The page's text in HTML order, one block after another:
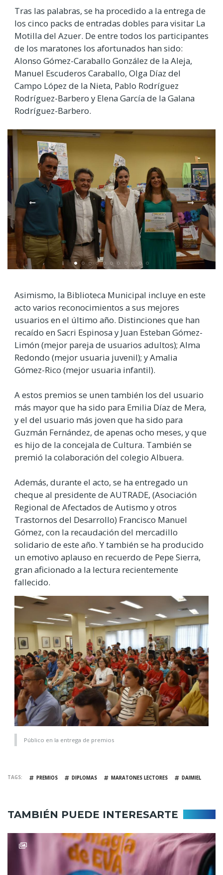
Tras las palabras, se ha procedido a la entrega de
los cinco packs de entradas dobles para visitar La
Motilla del Azuer. De entre todos los participantes
de los maratones los afortunados han sido:
Alonso Gómez-Caraballo González de la Aleja,
Manuel Escuderos Caraballo, Olga Díaz del
Campo López de la Nieta, Pablo Rodríguez
Rodríguez-Barbero y Elena García de la Galana
Rodríguez-Barbero.
Asimismo, la Biblioteca Municipal incluye en este
acto varios reconocimientos a sus mejores
usuarios en el último año. Distinciones que han
recaído en Sacri Espinosa y Juan Esteban Gómez-
Limón (mejor pareja de usuarios adultos); Alma
Redondo (mejor usuaria juvenil); y Amalia
Gómez-Rico (mejor usuaria infantil).
A estos premios se unen también los del usuario
más mayor que ha sido para Emilia Díaz de Mera,
y el del usuario más joven que ha sido para
Guzmán Fernández, de apenas ocho meses, y que
es hijo de la concejala de Cultura. También se
premió la colaboración del colegio Albuera.
Además, durante el acto, se ha entregado un
cheque al presidente de AUTRADE, (Asociación
Regional de Afectados de Autismo y otros
Trastornos del Desarrollo) Francisco Manuel
Gómez, con la recaudación del mercadillo
solidario de este año. Y también se ha producido
un emotivo aplauso en recuerdo de Pepe Sierra,
gran aficionado a la lectura recientemente
fallecido.
Público en la entrega de premios
TAGS PREMIOS DIPLOMAS MARATONES LECTORES DAIMIEL
TAMBIÉN PUEDE INTERESARTE